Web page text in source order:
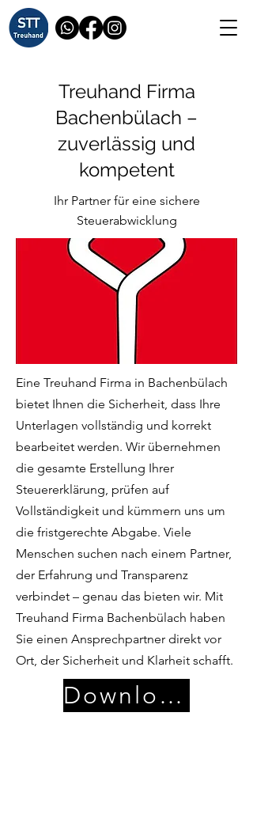
Treuhand Firma
Bachenbülach –
zuverlässig und
kompetent
Ihr Partner für eine sichere
Steuerabwicklung
Eine Treuhand Firma in Bachenbülach
bietet Ihnen die Sicherheit, dass Ihre
Unterlagen vollständig und korrekt
bearbeitet werden. Wir übernehmen
die gesamte Erstellung Ihrer
Steuererklärung, prüfen auf
Vollständigkeit und kümmern uns um
die fristgerechte Abgabe. Viele
Menschen suchen nach einem Partner,
der Erfahrung und Transparenz
verbindet – genau das bieten wir. Mit
Treuhand Firma Bachenbülach haben
Sie einen Ansprechpartner direkt vor
Ort, der Sicherheit und Klarheit schafft.
Download